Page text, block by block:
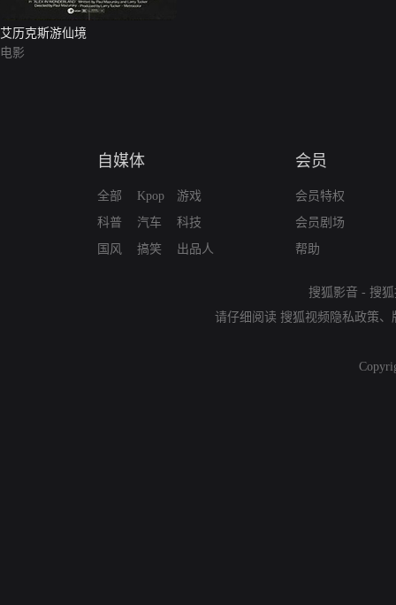
艾历克斯游仙境
电影
自媒体
全部
科普
国风
Kpop
汽车
搞笑
游戏
科技
出品人
会员
会员特权
会员剧场
帮助
搜狐影音 - 搜
请仔细阅读 搜狐视频隐私政策、